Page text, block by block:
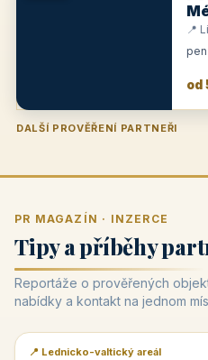
📍
od
DALŠÍ PROVĚŘENÍ PARTNEŘI
Penzion U Zámku Pension Faber
PR MAGAZÍN · INZERCE
Tipy a příběhy
Reportáže o prověřených
nabídky a kontakt na jednom
📰 PR článek
📍 Lednicko-valtický areál